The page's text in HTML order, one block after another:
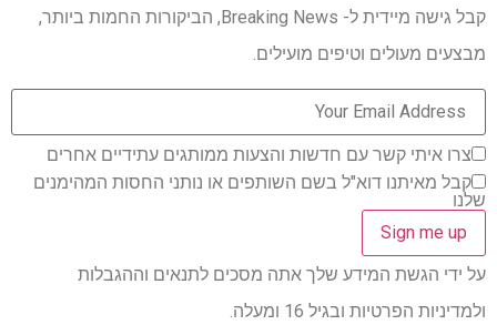
קבל גישה מיידית ל- Breaking News, הביקורות החמות ביותר,
מבצעים מעולים וטיפים מועילים.
צרו איתי קשר עם חדשות והצעות ממותגים עתידיים אחרים
קבל מאיתנו דוא"ל בשם השותפים או נותני החסות המהימנים
שלנו
על ידי הגשת המידע שלך אתה מסכים לתנאים וההגבלות
ולמדיניות הפרטיות ובגיל 16 ומעלה.